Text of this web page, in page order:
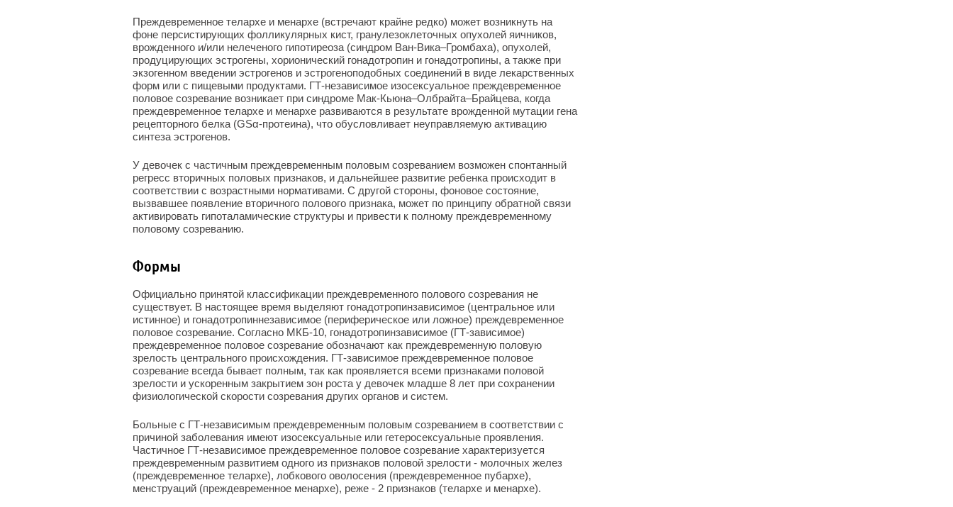
Преждевременное телархе и менархе (встречают крайне редко) может возникнуть на
фоне персистирующих фолликулярных кист, гранулезоклеточных опухолей яичников,
врожденного и/или нелеченого гипотиреоза (синдром Ван-Вика–Громбаха), опухолей,
продуцирующих эстрогены, хорионический гонадотропин и гонадотропины, а также при
экзогенном введении эстрогенов и эстрогеноподобных соединений в виде лекарственных
форм или с пищевыми продуктами. ГТ-независимое изосексуальное преждевременное
половое созревание возникает при синдроме Мак-Кьюна–Олбрайта–Брайцева, когда
преждевременное телархе и менархе развиваются в результате врожденной мутации гена
рецепторного белка (GSα-протеина), что обусловливает неуправляемую активацию
синтеза эстрогенов.
У девочек с частичным преждевременным половым созреванием возможен спонтанный
регресс вторичных половых признаков, и дальнейшее развитие ребенка происходит в
соответствии с возрастными нормативами. С другой стороны, фоновое состояние,
вызвавшее появление вторичного полового признака, может по принципу обратной связи
активировать гипоталамические структуры и привести к полному преждевременному
половому созреванию.
Формы
Официально принятой классификации преждевременного полового созревания не
существует. В настоящее время выделяют гонадотропинзависимое (центральное или
истинное) и гонадотропиннезависимое (периферическое или ложное) преждевременное
половое созревание. Согласно МКБ-10, гонадотропинзависимое (ГТ-зависимое)
преждевременное половое созревание обозначают как преждевременную половую
зрелость центрального происхождения. ГТ-зависимое преждевременное половое
созревание всегда бывает полным, так как проявляется всеми признаками половой
зрелости и ускоренным закрытием зон роста у девочек младше 8 лет при сохранении
физиологической скорости созревания других органов и систем.
Больные с ГТ-независимым преждевременным половым созреванием в соответствии с
причиной заболевания имеют изосексуальные или гетеросексуальные проявления.
Частичное ГТ-независимое преждевременное половое созревание характеризуется
преждевременным развитием одного из признаков половой зрелости - молочных желез
(преждевременное телархе), лобкового оволосения (преждевременное пубархе),
менструаций (преждевременное менархе), реже - 2 признаков (телархе и менархе).